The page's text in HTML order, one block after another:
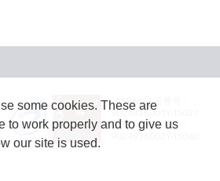
JASRAC許諾番号：
9024936001Y45037
JASRAC許諾番号：
some cookies. These are
to work properly and to give us
our site is used.